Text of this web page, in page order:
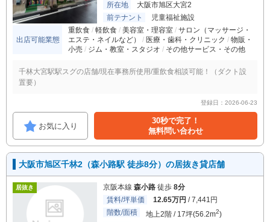
所在地
大阪市旭区大宮2
前テナント
児童福祉施設
出店可能業態
重飲食 軽飲食 美容室・理容室
サロン（マッサージ・
エステ・ネイルなど）
医療・歯科・クリニック
物販・
小売
ジム・教室・スタジオ その他サービス・その他
千林大宮駅駅スグの店舗/現在事務所使用/重飲食相談可能！（ダクト設
置要）
登録日：2026-06-23
お気に入り
30秒で完了！
無料問い合わせ
大阪市旭区千林2（森小路駅 徒歩8分）の居抜き貸店舗
居抜き 京阪本線 森小路 徒歩 8分
賃料/坪単価
12.65万円 / 7,441円
階数/面積
地上2階 / 17坪(56.2m2)